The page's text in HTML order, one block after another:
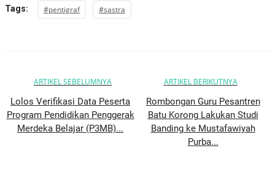
Tags: #pentigraf #sastra
ARTIKEL SEBELUMNYA
Lolos Verifikasi Data Peserta
Program Pendidikan Penggerak
Merdeka Belajar (P3MB)...
ARTIKEL BERIKUTNYA
Rombongan Guru Pesantren
Batu Korong Lakukan Studi
Banding ke Mustafawiyah
Purba...